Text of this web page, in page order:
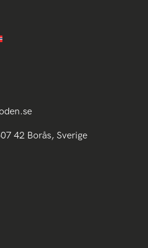
42 Borås, Sverige